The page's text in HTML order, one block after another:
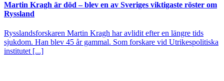
Martin Kragh är död – blev en av Sveriges viktigaste röster om
Ryssland
Rysslandsforskaren Martin Kragh har avlidit efter en längre tids
sjukdom. Han blev 45 år gammal. Som forskare vid Utrikespolitiska
institutet [...]